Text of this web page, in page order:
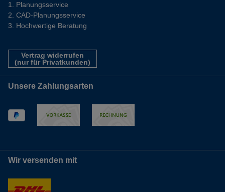
Planungsservice
CAD-Planungsservice
Hochwertige Beratung
Vertrag widerrufen
(nur für Privatkunden)
Unsere Zahlungsarten
Wir versenden mit